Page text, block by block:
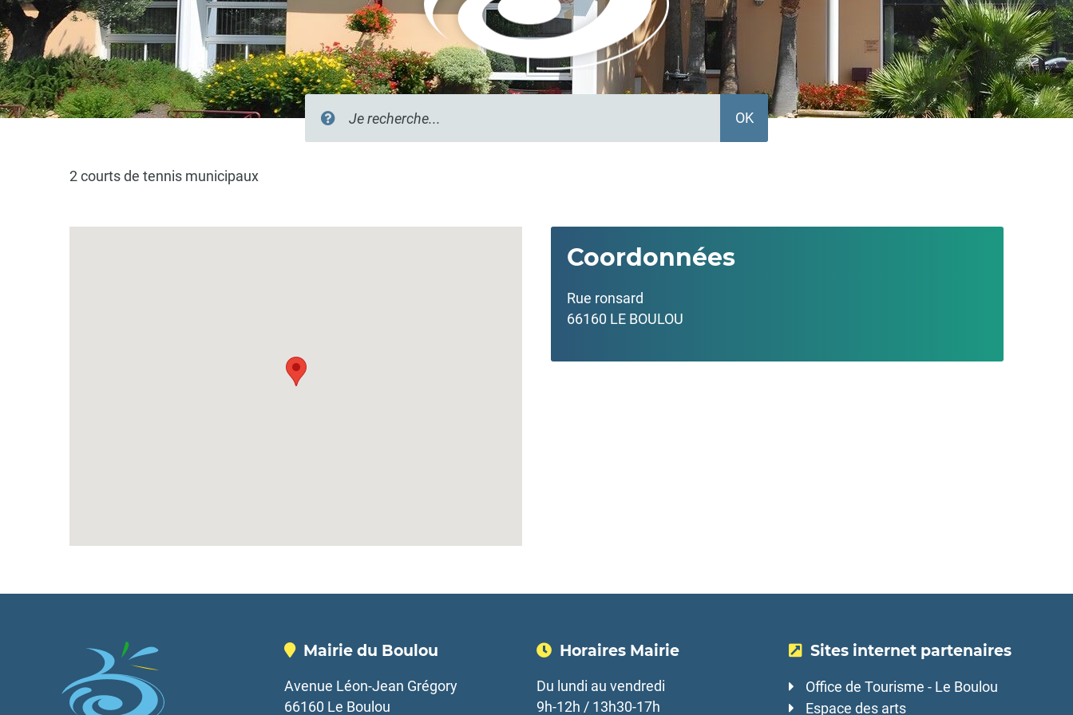
Rechercher
sur
le
OK
2 courts de tennis municipaux
Coordonnées
Rue ronsard
66160 LE BOULOU
Mairie du Boulou
Avenue Léon-Jean Grégory
66160 Le Boulou
Horaires Mairie
Du lundi au vendredi
9h-12h / 13h30-17h
Sites internet partenaires
Office de Tourisme - Le Boulou
Espace des arts